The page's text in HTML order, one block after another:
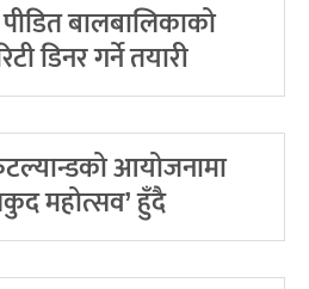
बालबालिकाको
डिनर गर्ने तयारी
आयोजनामा
महोत्सव’ हुँदै